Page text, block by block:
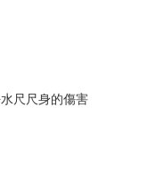
尺尺身的傷害